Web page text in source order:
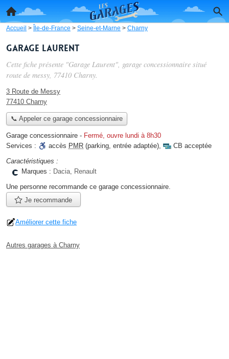
Accueil > Île-de-France > Seine-et-Marne > Charny
Garage Laurent
Cette fiche présente "Garage Laurent", garage concessionnaire situé
route de messy, 77410 Charny.
3 Route de Messy
77410 Charny
📞 Appeler ce garage concessionnaire
Garage concessionnaire - Fermé, ouvre lundi à 8h30
Services :
accès PMR (parking, entrée adaptée),
CB acceptée
Caractéristiques :
Marques : Dacia, Renault
Une personne recommande ce garage concessionnaire.
Je recommande
Améliorer cette fiche
Autres garages à Charny